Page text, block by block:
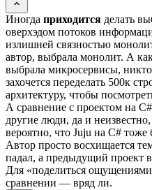
Иногда приходится делать
оверхэдом потоков
излишней связностью
автор, выбрала монолит. А
выбрала микросервисы,
захочется переделать 500к
архитектуру, чтобы
А сравнение с проектом на
другие люди, да и
вероятно, что Juju на C#
Автор просто восхищается
падал, а предыдущий проект
Для «поделиться
сравнении — вряд ли.